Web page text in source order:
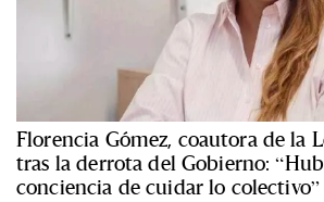
Florencia Gómez, coautora de la
tras la derrota del Gobierno:
conciencia de cuidar lo colectivo”